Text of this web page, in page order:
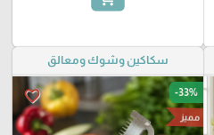
سكاكين وشوك ومعالق
favorite_border -33%
مميز